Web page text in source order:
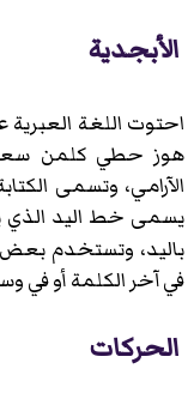
الأبجدية
هوز حطي كلمن
الآرامي، وتسمى
يسمى خط اليد الذي
باليد، وتستخدم
في آخر الكلمة أو في
الحركات